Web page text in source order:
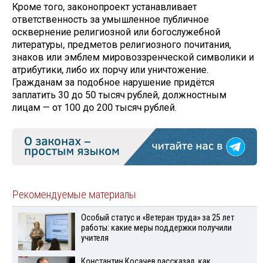
Кроме того, законопроект устанавливает
ответственность за умышленное публичное
осквернение религиозной или богослужебной
литературы, предметов религиозного почитания,
знаков или эмблем мировоззренческой символики и
атрибутики, либо их порчу или уничтожение.
Гражданам за подобное нарушение придётся
заплатить 30 до 50 тысяч рублей, должностным
лицам — от 100 до 200 тысяч рублей.
Рекомендуемые материалы
Особый статус и «Ветеран труда» за 25 лет
работы: какие меры поддержки получили
учителя